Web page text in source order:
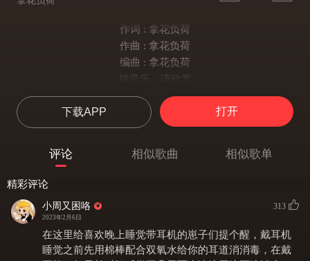
作词 : 拿花负荷
作曲 : 拿花负荷
编曲 : 拿花负荷
纯音乐，请欣赏
下载APP 打开
评论 相似歌曲 相似歌单
精彩评论
小周又困咯
2023年2月6日
313
在这里给喜欢晚上睡觉带耳机的崽子们提个醒，戴耳机
睡觉之前先用棉棒配合双氧水给你的耳道消消毒，在戴